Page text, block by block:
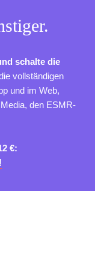
schalte die
vollständigen
und im Web,
den ESMR-
€: